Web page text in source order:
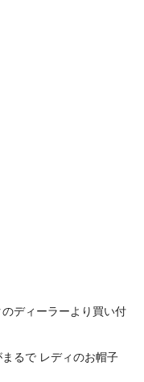
ディーラーより買い付
るで レディのお帽子